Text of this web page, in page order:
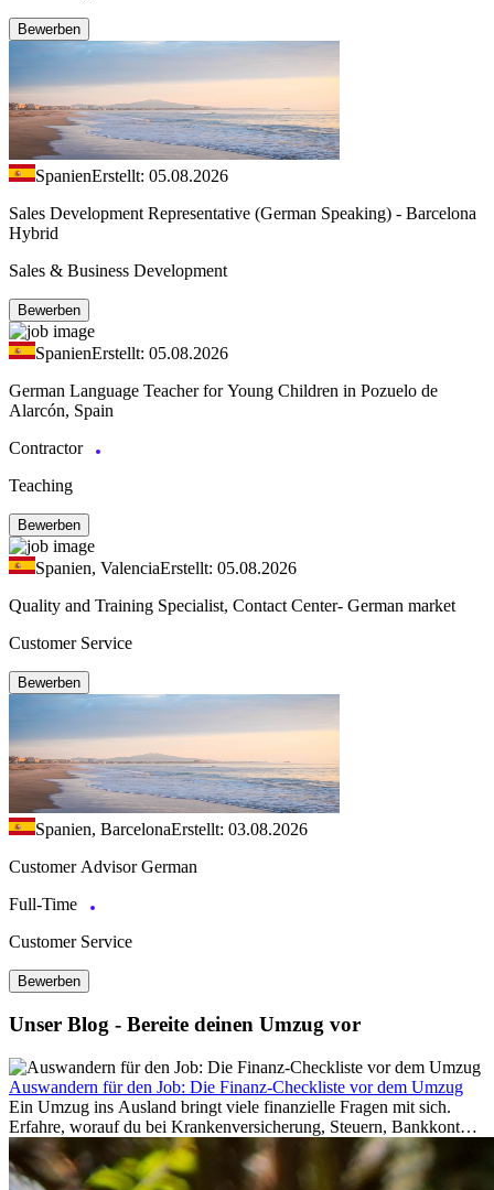
Bewerben
SpanienErstellt: 05.08.2026
Sales Development Representative (German Speaking) - Barcelona
Hybrid
Sales & Business Development
Bewerben
SpanienErstellt: 05.08.2026
German Language Teacher for Young Children in Pozuelo de
Alarcón, Spain
Contractor
Teaching
Bewerben
Spanien, ValenciaErstellt: 05.08.2026
Quality and Training Specialist, Contact Center- German market
Customer Service
Bewerben
Spanien, BarcelonaErstellt: 03.08.2026
Customer Advisor German
Full-Time
Customer Service
Bewerben
Unser Blog - Bereite deinen Umzug vor
Auswandern für den Job: Die Finanz-Checkliste vor dem Umzug
Ein Umzug ins Ausland bringt viele finanzielle Fragen mit sich.
Erfahre, worauf du bei Krankenversicherung, Steuern, Bankkonto,
Rücklagen und Budgetplanung achten solltest, damit dein Neustart
im Ausland reibungslos gelingt.